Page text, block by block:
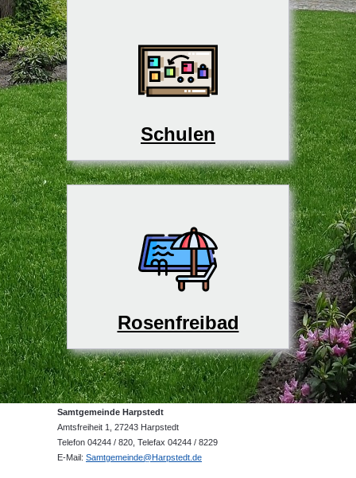
Schulen
Rosenfreibad
Samtgemeinde Harpstedt
Amtsfreiheit 1, 27243 Harpstedt
Telefon 04244 / 820, Telefax 04244 / 8229
E-Mail: Samtgemeinde@Harpstedt.de